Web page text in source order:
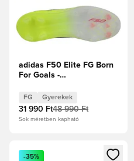
adidas F50 Elite FG Born
For Goals -
Élénkpiros Gyerek
FG Gyerekek
31 990 Ft48 990 Ft
Sok méretben kapható
Megnyit egy modált a
-35%